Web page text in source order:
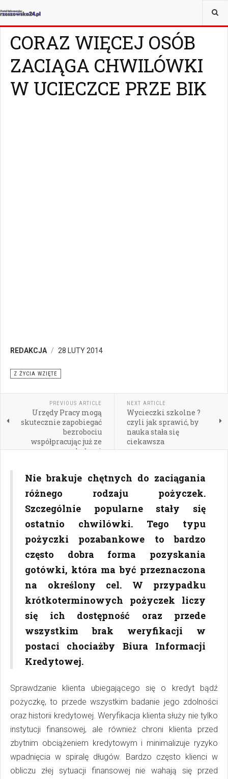
JESTEŚ TUTAJ:
CORAZ WIĘCEJ OSÓB
ZACIĄGA CHWILÓWKI
W UCIECZCE PRZE BIK
REDAKCJA 28 LUTY 2014
Z ŻYCIA WZIĘTE
PREVIOUS ARTICLE
Urzędy Pracy mogą
skutecznie zapobiegać
bezrobociu
współpracując już ze
szkołami
NEXT ARTICLE
Wycieczki szkolne ?
czyli jak sprawić, by
nauka stała się
ciekawsza
Nie brakuje chętnych do zaciągania
różnego rodzaju pożyczek.
Szczególnie popularne stały się
ostatnio chwilówki. Tego typu
pożyczki pozabankowe to bardzo
często dobra forma pozyskania
gotówki, która ma być przeznaczona
na określony cel. W przypadku
krótkoterminowych pożyczek liczy
się ich dostępność oraz przede
wszystkim brak weryfikacji w
postaci chociażby Biura Informacji
Kredytowej.
Sprawdzanie klienta ubiegającego się o kredyt bądź
pożyczkę, to przede wszystkim badanie jego zdolności
oraz historii kredytowej. Weryfikacja klienta służy nie tylko
instytucji finansowej, ale również chroni klienta przed
zbytnim obciążeniem kredytowym i minimalizuje ryzyko
wpadnięcia w spiralę długów. Bardzo często klienci w
obliczu złej sytuacji finansowej nie wahają się przed